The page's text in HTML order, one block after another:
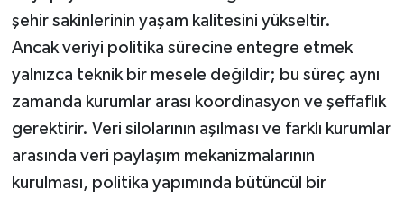
şehir sakinlerinin yaşam kalitesini yükseltir.
Ancak veriyi politika sürecine entegre etmek
yalnızca teknik bir mesele değildir; bu süreç aynı
zamanda kurumlar arası koordinasyon ve şeffaflık
gerektirir. Veri silolarının aşılması ve farklı kurumlar
arasında veri paylaşım mekanizmalarının
kurulması, politika yapımında bütüncül bir